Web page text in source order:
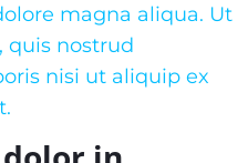
magna aliqua. Ut
quis nostrud
nisi ut aliquip ex
.